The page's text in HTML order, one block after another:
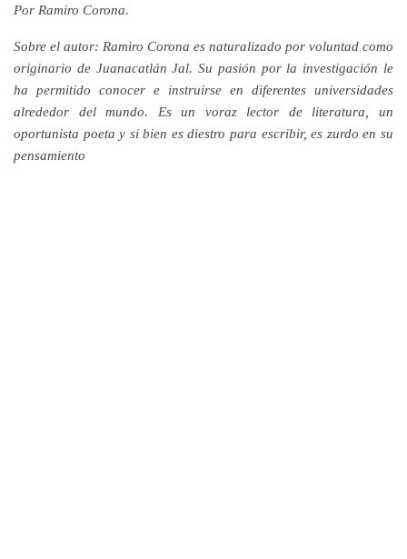
Por Ramiro Corona.
Sobre el autor: Ramiro Corona es naturalizado por voluntad como
originario de Juanacatlán Jal. Su pasión por la investigación le
ha permitido conocer e instruirse en diferentes universidades
alrededor del mundo. Es un voraz lector de literatura, un
oportunista poeta y si bien es diestro para escribir, es zurdo en su
pensamiento